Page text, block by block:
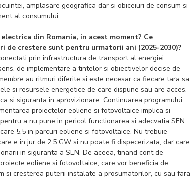
amplasare geografica dar si obiceiuri de consum si
al consumului.
din Romania, in acest moment? Ce
crestere sunt pentru urmatorii ani (2025-2030)?
prin infrastructura de transport al energiei
de implementare a tintelor si obiectivelor decise de
au ritmuri diferite si este necesar ca fiecare tara sa
si resursele energetice de care dispune sau are acces,
si siguranta in aprovizionare. Continuarea programului
proiectelor eoliene si fotovoltaice implica si
a nu pune in pericol functionarea si adecvatia SEN.
5,5 in parcuri eoliene si fotovoltaice. Nu trebuie
e in jur de 2,5 GW si nu poate fi dispecerizata, dar care
in siguranta a SEN. De aceea, tinand cont de
eoliene si fotovoltaice, care vor beneficia de
si cresterea puterii instalate a prosumatorilor, cu sau fara